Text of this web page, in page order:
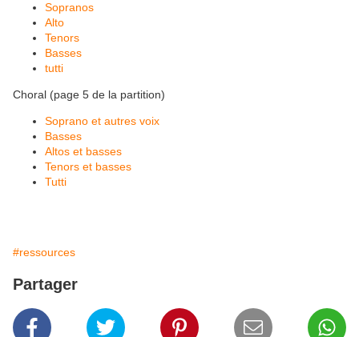
Sopranos
Alto
Tenors
Basses
tutti
Choral (page 5 de la partition)
Soprano et autres voix
Basses
Altos et basses
Tenors et basses
Tutti
#ressources
Partager